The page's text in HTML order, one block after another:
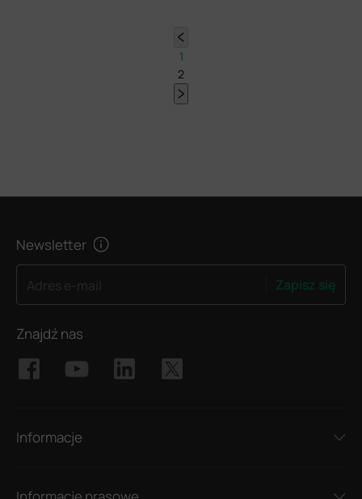
1
2
Newsletter
Zapisz się
Znajdź nas
Informacje